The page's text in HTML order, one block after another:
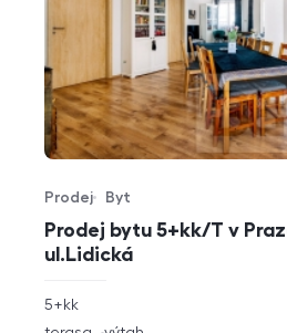
Prodej bytu 5+kk/T v
ul.Lidická
Typ nabídky
Prodej
Typ nemovitosti
Byt
rozměry
5+kk